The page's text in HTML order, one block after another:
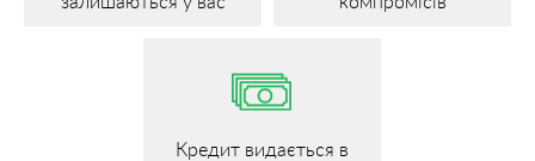
Кредит видається в